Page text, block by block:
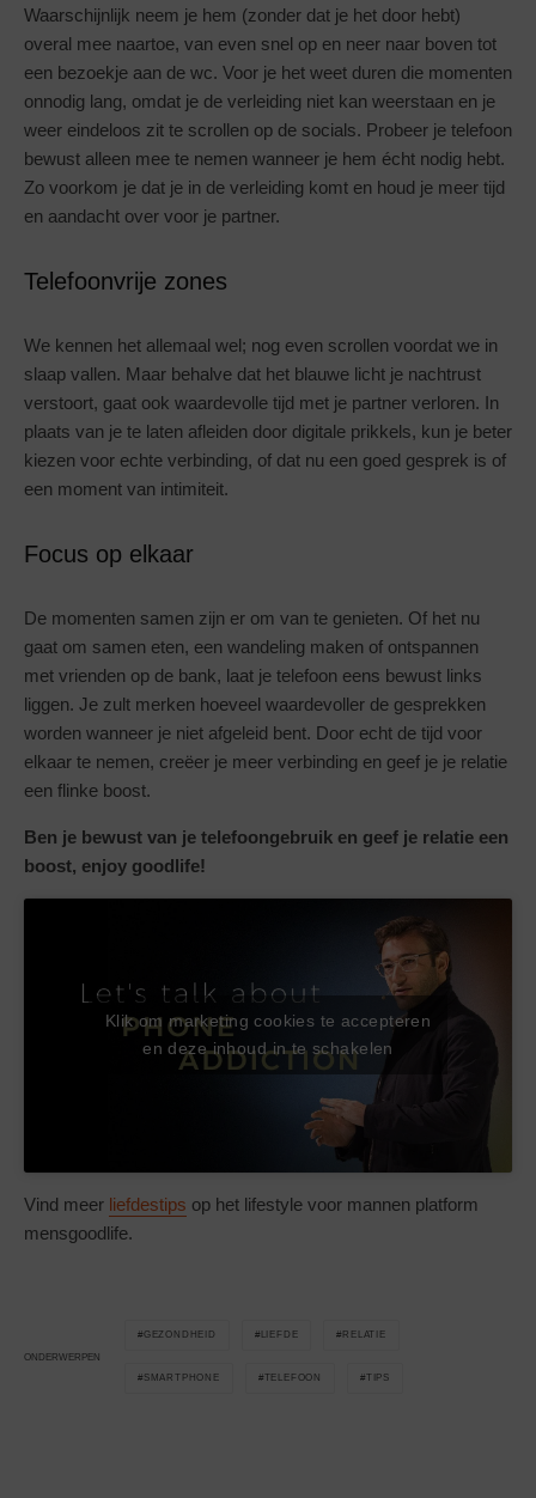
Waarschijnlijk neem je hem (zonder dat je het door hebt)
overal mee naartoe, van even snel op en neer naar boven tot
een bezoekje aan de wc. Voor je het weet duren die momenten
onnodig lang, omdat je de verleiding niet kan weerstaan en je
weer eindeloos zit te scrollen op de socials. Probeer je telefoon
bewust alleen mee te nemen wanneer je hem écht nodig hebt.
Zo voorkom je dat je in de verleiding komt en houd je meer tijd
en aandacht over voor je partner.
Telefoonvrije zones
We kennen het allemaal wel; nog even scrollen voordat we in
slaap vallen. Maar behalve dat het blauwe licht je nachtrust
verstoort, gaat ook waardevolle tijd met je partner verloren. In
plaats van je te laten afleiden door digitale prikkels, kun je beter
kiezen voor echte verbinding, of dat nu een goed gesprek is of
een moment van intimiteit.
Focus op elkaar
De momenten samen zijn er om van te genieten. Of het nu
gaat om samen eten, een wandeling maken of ontspannen
met vrienden op de bank, laat je telefoon eens bewust links
liggen. Je zult merken hoeveel waardevoller de gesprekken
worden wanneer je niet afgeleid bent. Door echt de tijd voor
elkaar te nemen, creëer je meer verbinding en geef je je relatie
een flinke boost.
Ben je bewust van je telefoongebruik en geef je relatie een
boost, enjoy goodlife!
Klik om marketing cookies te accepteren
en deze inhoud in te schakelen
Vind meer liefdestips op het lifestyle voor mannen platform
mensgoodlife.
ONDERWERPEN
GEZONDHEID LIEFDE RELATIE
SMARTPHONE TELEFOON TIPS